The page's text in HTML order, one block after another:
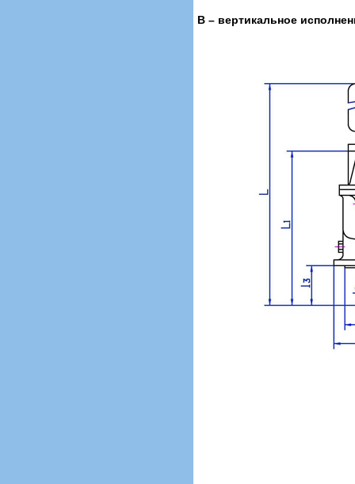
В – вертикальное